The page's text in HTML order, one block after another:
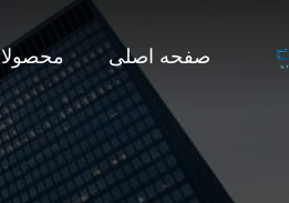
صفحه اصلی